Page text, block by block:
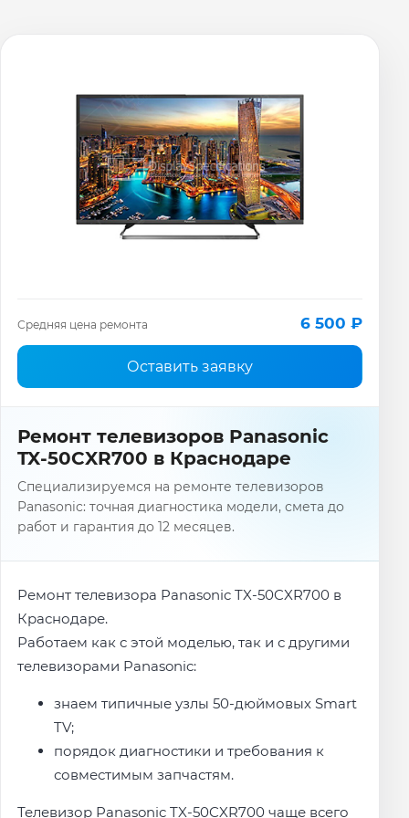
Средняя цена ремонта 6 500 ₽
Оставить заявку
Ремонт телевизоров Panasonic
TX-50CXR700 в Краснодаре
Специализируемся на ремонте телевизоров
Panasonic: точная диагностика модели, смета до
работ и гарантия до 12 месяцев.
Ремонт телевизора Panasonic TX-50CXR700 в
Краснодаре.
Работаем как с этой моделью, так и с другими
телевизорами Panasonic:
знаем типичные узлы 50-дюймовых Smart
TV;
порядок диагностики и требования к
совместимым запчастям.
Телевизор Panasonic TX-50CXR700 чаще всего